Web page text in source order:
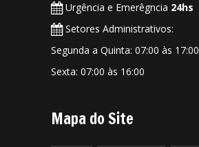
Urgência e Emerêgncia 24hs
Setores Administrativos:
Segunda a Quinta: 07:00 às 17:00
Sexta: 07:00 às 16:00
Mapa do Site